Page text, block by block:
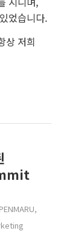
었습니다.
상 저희
,